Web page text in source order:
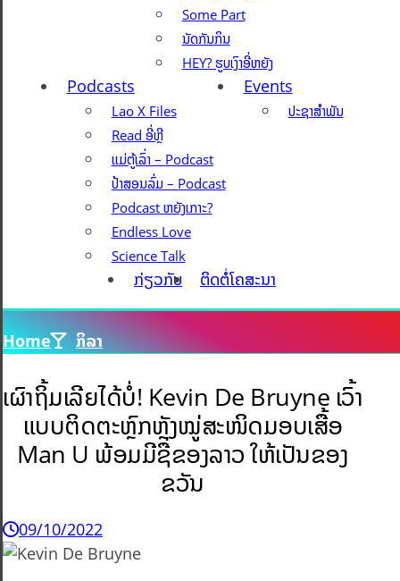
Some Part
ນັດກັນກິນ
HEY? ຮູບເງົາອີ່ຫຍັງ
Podcasts
Lao X Files
Read ອີ່ຫຼີ
ແມ່ຕູ້ເລົ່າ – Podcast
ປ້າສອນລົ່ມ – Podcast
Podcast ຫຍັງເກາະ?
Endless Love
Science Talk
Events
ປະຊາສຳພັນ
ກ່ຽວກັບ ຕິດຕໍ່ໂຄສະນາ
Home ກິລາ
ເຜົາຖິ້ມເລີຍໄດ້ບໍ່! Kevin De Bruyne ເວົ້າ
ແບບຕິດຕະຫຼົກຫຼັງໝູ່ສະໜິດມອບເສື້ອ
Man U ພ້ອມມີຊື່ຂອງລາວ ໃຫ້ເປັນຂອງ
ຂວັນ
09/10/2022